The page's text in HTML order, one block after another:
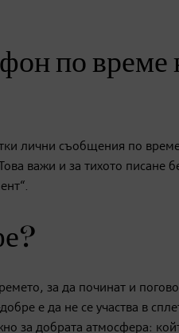
по време
лични съобщения по
важи и за тихото писане
за да починат и
е да не се участва в
за добрата атмосфера: